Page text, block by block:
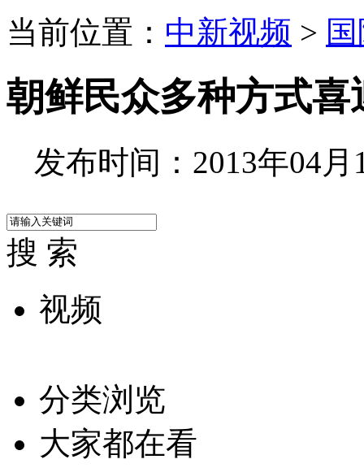
当前位置： 中新视频 >
朝鲜民众多种方式喜
发布时间：2013年04月
搜 索
视频
分类浏览
大家都在看